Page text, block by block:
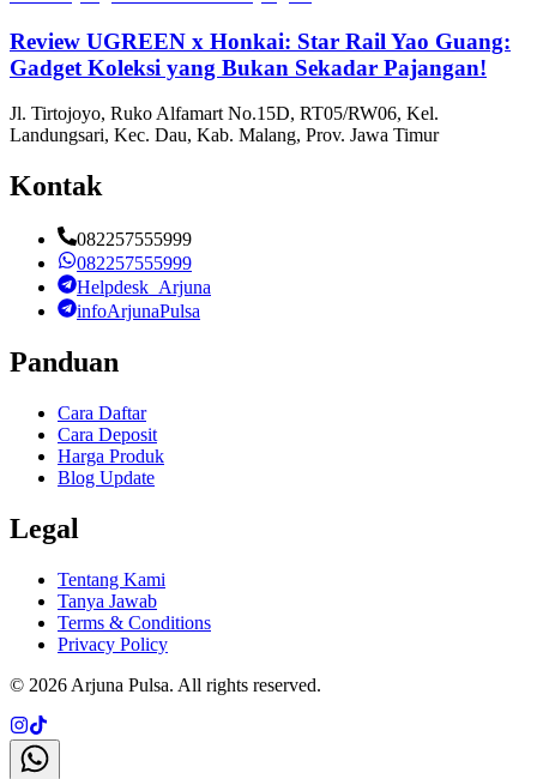
Review UGREEN x Honkai: Star Rail Yao Guang:
Gadget Koleksi yang Bukan Sekadar Pajangan!
Jl. Tirtojoyo, Ruko Alfamart No.15D, RT05/RW06, Kel.
Landungsari, Kec. Dau, Kab. Malang, Prov. Jawa Timur
Kontak
082257555999
082257555999
Helpdesk_Arjuna
infoArjunaPulsa
Panduan
Cara Daftar
Cara Deposit
Harga Produk
Blog Update
Legal
Tentang Kami
Tanya Jawab
Terms & Conditions
Privacy Policy
© 2026 Arjuna Pulsa. All rights reserved.